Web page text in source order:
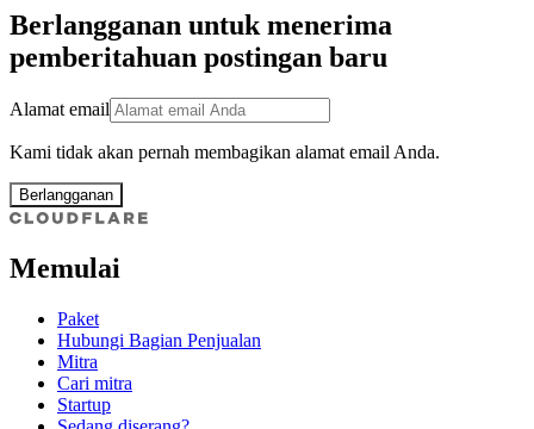
Berlangganan untuk menerima
pemberitahuan postingan baru
Alamat email
Kami tidak akan pernah membagikan alamat email Anda.
Berlangganan
Memulai
Paket
Hubungi Bagian Penjualan
Mitra
Cari mitra
Startup